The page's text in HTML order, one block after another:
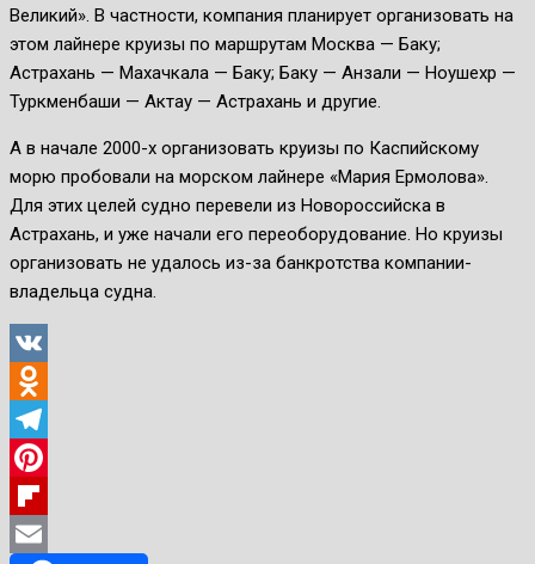
Великий». В частности, компания планирует организовать на
этом лайнере круизы по маршрутам Москва — Баку;
Астрахань — Махачкала — Баку; Баку — Анзали — Ноушехр —
Туркменбаши — Актау — Астрахань и другие.
А в начале 2000-х организовать круизы по Каспийскому
морю пробовали на морском лайнере «Мария Ермолова».
Для этих целей судно перевели из Новороссийска в
Астрахань, и уже начали его переоборудование. Но круизы
организовать не удалось из-за банкротства компании-
владельца судна.
VK
Odnoklassniki
Telegram
Pinterest
Flipboard